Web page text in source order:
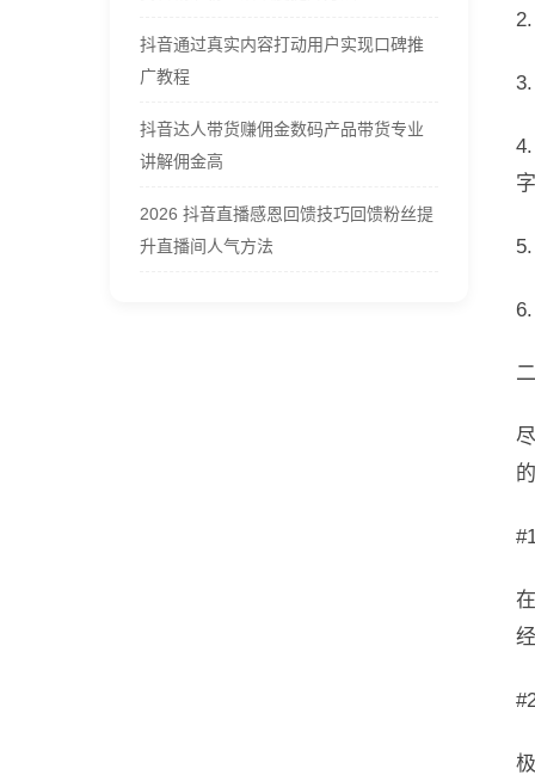
抖音通过真实内容打动用户实现口碑推
广教程
抖音达人带货赚佣金数码产品带货专业
讲解佣金高
2026 抖音直播感恩回馈技巧回馈粉丝提
升直播间人气方法